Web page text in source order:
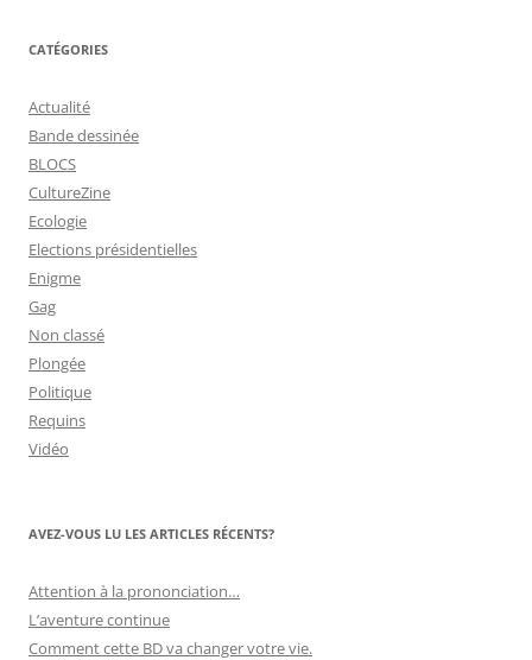
CATÉGORIES
Actualité
Bande dessinée
BLOCS
CultureZine
Ecologie
Elections présidentielles
Enigme
Gag
Non classé
Plongée
Politique
Requins
Vidéo
AVEZ-VOUS LU LES ARTICLES RÉCENTS?
Attention à la prononciation…
L’aventure continue
Comment cette BD va changer votre vie.